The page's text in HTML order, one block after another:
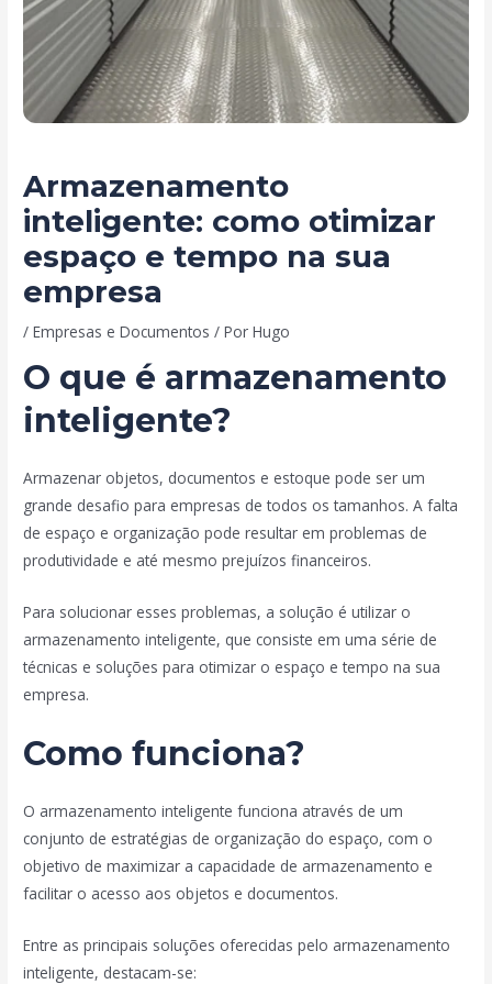
Armazenamento
inteligente: como otimizar
espaço e tempo na sua
empresa
/Empresas e Documentos / PorHugo
O que é armazenamento
inteligente?
Armazenar objetos, documentos e estoque pode ser um
grande desafio para empresas de todos os tamanhos. A falta
de espaço e organização pode resultar em problemas de
produtividade e até mesmo prejuízos financeiros.
Para solucionar esses problemas, a solução é utilizar o
armazenamento inteligente, que consiste em uma série de
técnicas e soluções para otimizar o espaço e tempo na sua
empresa.
Como funciona?
O armazenamento inteligente funciona através de um
conjunto de estratégias de organização do espaço, com o
objetivo de maximizar a capacidade de armazenamento e
facilitar o acesso aos objetos e documentos.
Entre as principais soluções oferecidas pelo armazenamento
inteligente, destacam-se: